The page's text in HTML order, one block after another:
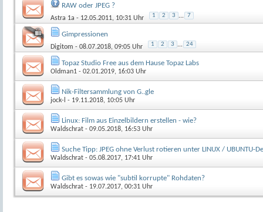
RAW oder JPEG ?
Astra 1a - 12.05.2011, 10:31 Uhr 1 2 3 ... 7
Gimpressionen
Digitom - 08.07.2018, 09:05 Uhr 1 2 3 ... 24
Topaz Studio Free aus dem Hause Topaz Labs
Oldman1 - 02.01.2019, 16:03 Uhr
Nik-Filtersammlung von G..gle
jock-l - 19.11.2018, 10:05 Uhr
Linux: Film aus Einzelbildern erstellen - wie?
Waldschrat - 09.05.2018, 16:53 Uhr
Suche Tipp: JPEG ohne Verlust rotieren unter LINUX / UBUNTU-
Waldschrat - 05.08.2017, 17:41 Uhr
Gibt es sowas wie "subtil korrupte" Rohdaten?
Waldschrat - 19.07.2017, 00:31 Uhr